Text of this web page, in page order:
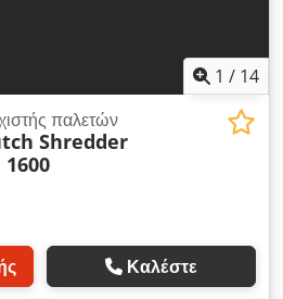
1 / 14
παλετών
Shredder
1600
Καλέστε